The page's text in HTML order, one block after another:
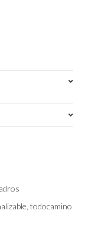
todocamino